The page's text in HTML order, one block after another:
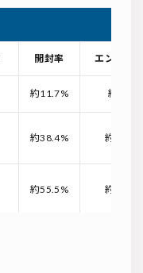
開封率 エントリ
約11.7% 約6.9%
約38.4% 約22.9%
約55.5% 約33.9%